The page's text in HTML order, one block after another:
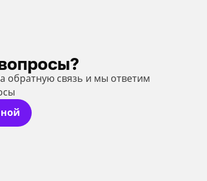
обратную связь и мы ответим